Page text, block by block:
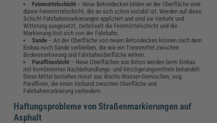
Feinmörtelschicht – Neue Betondecken bilden an der Oberfläche eine
dünne Feinmörtelschicht, die an sich schon instabil ist. Werden auf diese
Schicht Fahrbahnmarkierungen appliziert und sind sie Verkehr und
Witterung ausgesetzt, zerbröselt die Feinmörtelschicht und die
Markierung löst sich von der Fahrbahn.
Sande – An der Oberfläche von neuen Betondecken können nach dem
Einbau noch Sande verbleiben, die wie ein Trennmittel zwischen
Bodenmarkierung und Fahrbahnoberfläche wirken.
Paraffinschicht – Neue Oberflächen aus Beton werden beim Einbau
mit kombinierten Nachbehandlungs- und Verzögerungsmitteln behandelt.
Diese Mittel bestehen meist aus Wachs-Wasser-Gemischen, sog.
Paraffinen, die einen Verbund zwischen Oberfläche und
Fahrbahnmarkierung verhindern.
Haftungsprobleme von Straßenmarkierungen auf
Asphalt